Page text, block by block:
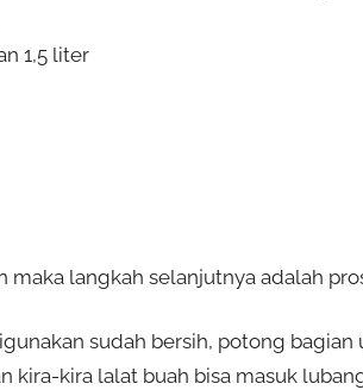
1,5 liter
maka langkah selanjutnya adalah
sudah bersih, potong
kira-kira lalat buah bisa masuk